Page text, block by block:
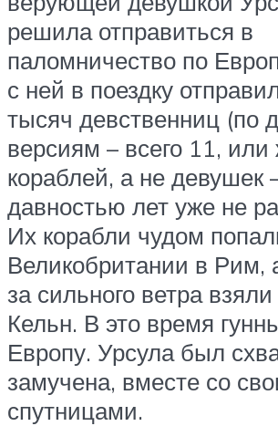
решила отправиться в
паломничество по
с ней в поездку
тысяч девственниц (по
версиям – всего 11,
кораблей, а не девушек
давностью лет уже не
Их корабли чудом
Великобритании в Рим,
за сильного ветра
Кельн. В это время
Европу. Урсула был
замучена, вместе со
спутницами.